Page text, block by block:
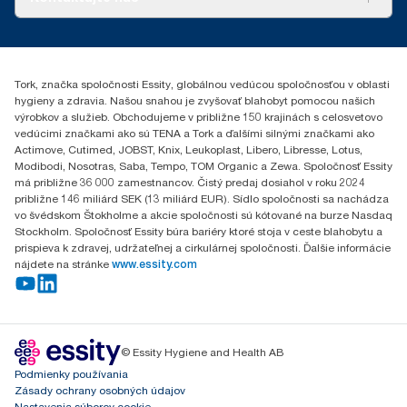
Essity Slovakia s.r.o.
049 12 Gemerská Hôrka
Tork, značka spoločnosti Essity, globálnou vedúcou spoločnosťou v oblasti
hygieny a zdravia. Našou snahou je zvyšovať blahobyt pomocou našich
výrobkov a služieb. Obchodujeme v približne 150 krajinách s celosvetovo
vedúcimi značkami ako sú TENA a Tork a ďalšími silnými značkami ako
Actimove, Cutimed, JOBST, Knix, Leukoplast, Libero, Libresse, Lotus,
Modibodi, Nosotras, Saba, Tempo, TOM Organic a Zewa. Spoločnosť Essity
má približne 36 000 zamestnancov. Čistý predaj dosiahol v roku 2024
približne 146 miliárd SEK (13 miliárd EUR). Sídlo spoločnosti sa nachádza
vo švédskom Štokholme a akcie spoločnosti sú kótované na burze Nasdaq
Stockholm. Spoločnosť Essity búra bariéry ktoré stoja v ceste blahobytu a
prispieva k zdravej, udržateľnej a cirkulárnej spoločnosti. Ďalšie informácie
nájdete na stránke www.essity.com
© Essity Hygiene and Health AB
Podmienky používania
Zásady ochrany osobných údajov